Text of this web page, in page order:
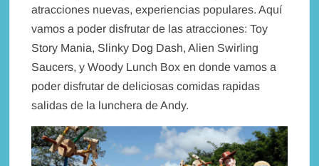
atracciones nuevas, experiencias populares. Aquí
vamos a poder disfrutar de las atracciones: Toy
Story Mania, Slinky Dog Dash, Alien Swirling
Saucers, y Woody Lunch Box en donde vamos a
poder disfrutar de deliciosas comidas rapidas
salidas de la lunchera de Andy.